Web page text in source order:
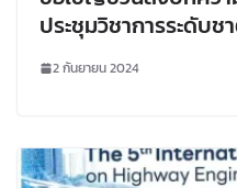
ประชุมวิชาการระดับ
บริหารวิชาการและนวั
2 กันยายน 2024